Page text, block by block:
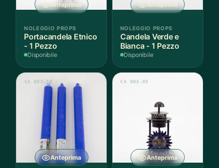
Anteprima
NOLEGGIO PROPS
Portacandela Etnico
- 1 Pezzo
Disponibile
Anteprima
NOLEGGIO PROPS
Candela Verde e
Bianca - 1 Pezzo
Disponibile
Anteprima
CA 003-18
Anteprima
CA 003-05